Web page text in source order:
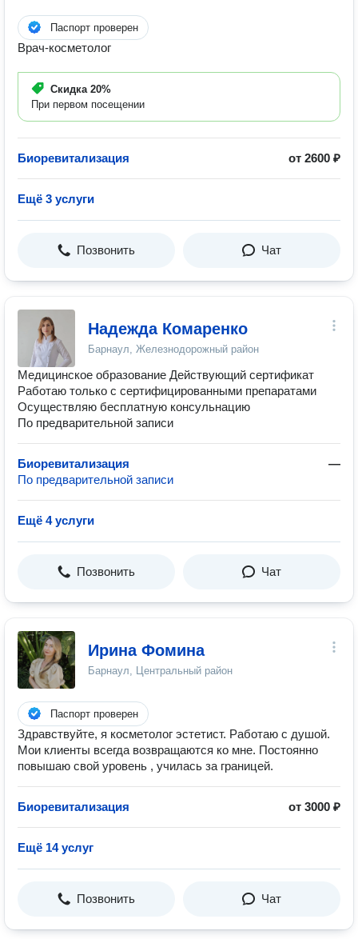
Паспорт проверен
Врач-косметолог
Скидка 20%
При первом посещении
Биоревитализация от 2600 ₽
Ещё 3 услуги
Позвонить Чат
Надежда Комаренко
Барнаул, Железнодорожный район
Медицинское образование Действующий сертификат
Работаю только с сертифицированными препаратами
Осуществляю бесплатную консульнацию
По предварительной записи
Биоревитализация
—
По предварительной записи
Ещё 4 услуги
Позвонить Чат
Ирина Фомина
Барнаул, Центральный район
Паспорт проверен
Здравствуйте, я косметолог эстетист. Работаю с душой.
Мои клиенты всегда возвращаются ко мне. Постоянно
повышаю свой уровень , училась за границей.
Биоревитализация от 3000 ₽
Ещё 14 услуг
Позвонить Чат